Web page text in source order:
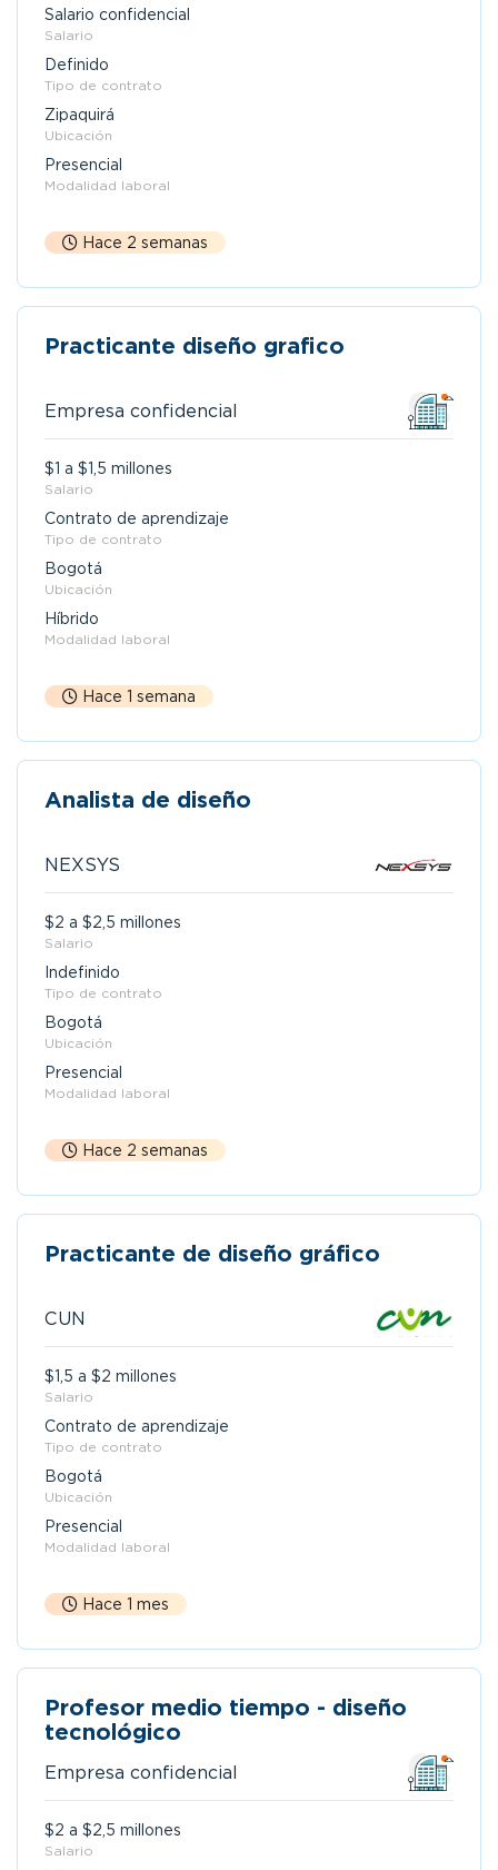
Salario confidencial
Salario
Definido
Tipo de contrato
Zipaquirá
Ubicación
Presencial
Modalidad laboral
Hace 2 semanas
Practicante diseño grafico
Empresa confidencial
$1 a $1,5 millones
Salario
Contrato de aprendizaje
Tipo de contrato
Bogotá
Ubicación
Híbrido
Modalidad laboral
Hace 1 semana
Analista de diseño
NEXSYS
$2 a $2,5 millones
Salario
Indefinido
Tipo de contrato
Bogotá
Ubicación
Presencial
Modalidad laboral
Hace 2 semanas
Practicante de diseño gráfico
CUN
$1,5 a $2 millones
Salario
Contrato de aprendizaje
Tipo de contrato
Bogotá
Ubicación
Presencial
Modalidad laboral
Hace 1 mes
Profesor medio tiempo - diseño
tecnológico
Empresa confidencial
$2 a $2,5 millones
Salario